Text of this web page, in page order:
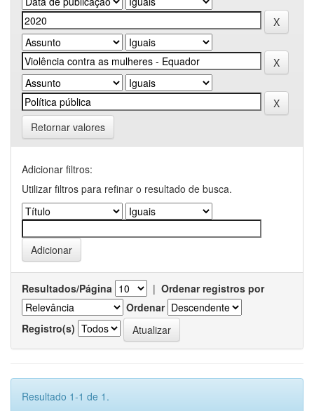
Retornar valores
Adicionar filtros:
Utilizar filtros para refinar o resultado de busca.
Resultados/Página | Ordenar registros por
Ordenar
Registro(s)
Resultado 1-1 de 1.